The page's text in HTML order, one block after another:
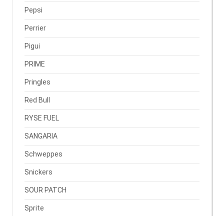
Pepsi
Perrier
Pigui
PRIME
Pringles
Red Bull
RYSE FUEL
SANGARIA
Schweppes
Snickers
SOUR PATCH
Sprite